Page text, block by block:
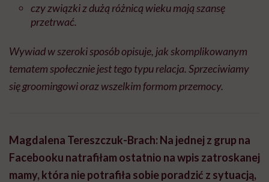
czy związki z dużą różnicą wieku mają szansę
przetrwać.
Wywiad w szeroki sposób opisuje, jak skomplikowanym
tematem społecznie jest tego typu relacja. Sprzeciwiamy
się groomingowi oraz wszelkim formom przemocy.
Magdalena Tereszczuk-Brach: Na jednej z grup na
Facebooku natrafiłam ostatnio na wpis zatroskanej
mamy, która nie potrafiła sobie poradzić z sytuacją,